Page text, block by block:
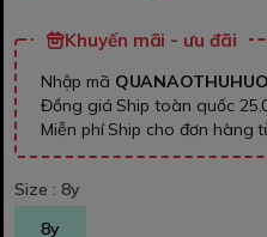
Khuyến mãi - ưu đãi
Nhập mã
Đồng giá Ship toàn quốc
Miễn phí Ship cho đơn hàng
Size : 8y
8y